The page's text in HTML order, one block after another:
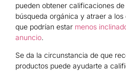
pueden obtener calificaciones
búsqueda orgánica y atraer a
que podrían estar menos
anuncio.
Se da la circunstancia de que
productos puede ayudarte a